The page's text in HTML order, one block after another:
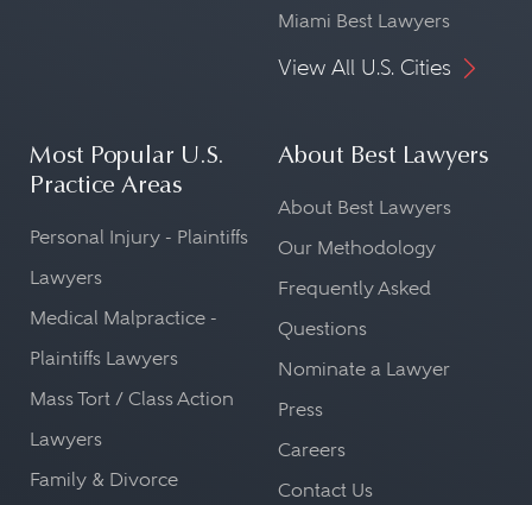
Miami Best Lawyers
View All U.S. Cities
Most Popular U.S.
Practice Areas
Personal Injury - Plaintiffs
Lawyers
Medical Malpractice -
Plaintiffs Lawyers
Mass Tort / Class Action
Lawyers
Family & Divorce
About Best Lawyers
About Best Lawyers
Our Methodology
Frequently Asked
Questions
Nominate a Lawyer
Press
Careers
Contact Us